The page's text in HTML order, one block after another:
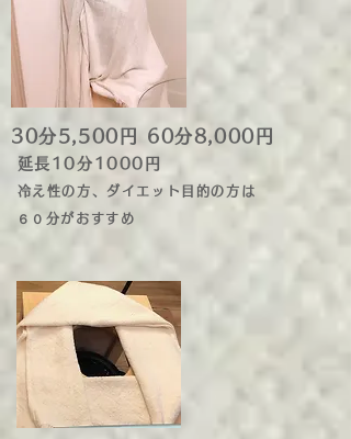
30分5,500円 60分8,000円
延長10分1000円
冷え性の方、ダイエット目的の方は
６０分がおすすめ